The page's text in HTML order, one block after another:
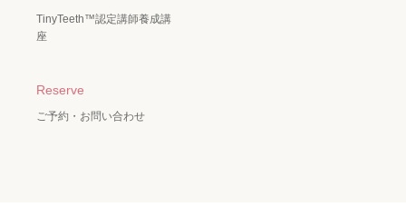
TinyTeeth™️認定講師養成講
座
Reserve
ご予約・お問い合わせ